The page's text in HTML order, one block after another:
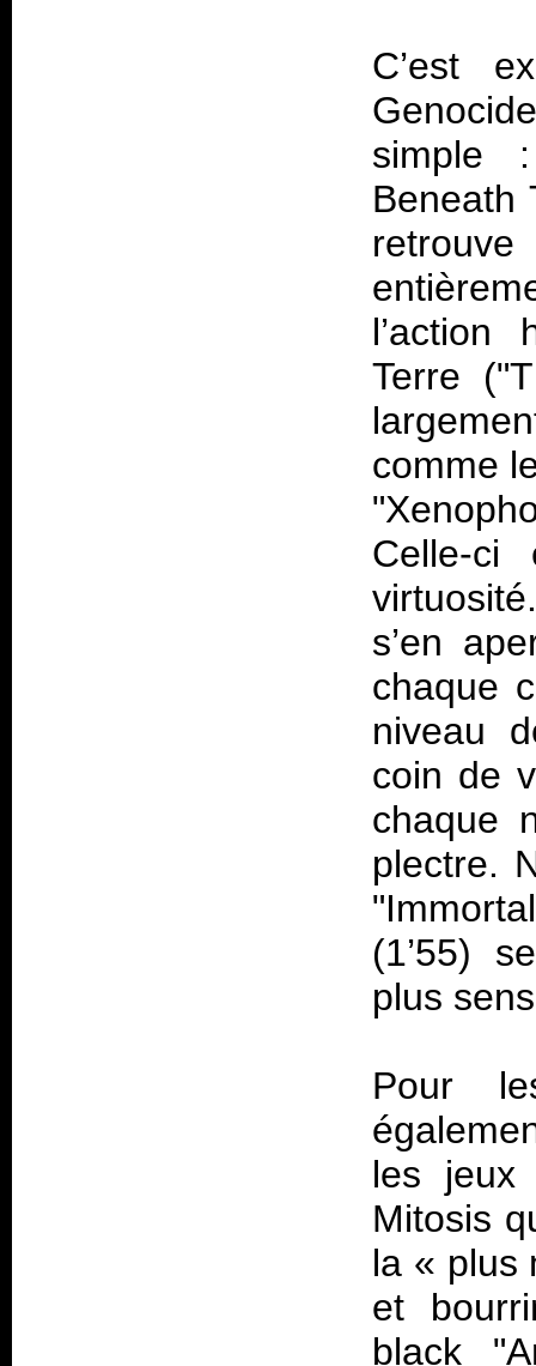
C’est
simple
Beneath
l’action
Terre
comme
Celle-ci
s’en
chaque
niveau
coin de
chaque
plectre.
(1’55)
plus
Pour
les jeux
Mitosis
la « plus
et
black